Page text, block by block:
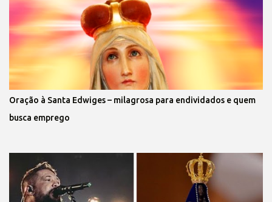
Oração à Santa Edwiges – milagrosa para endividados e quem
busca emprego